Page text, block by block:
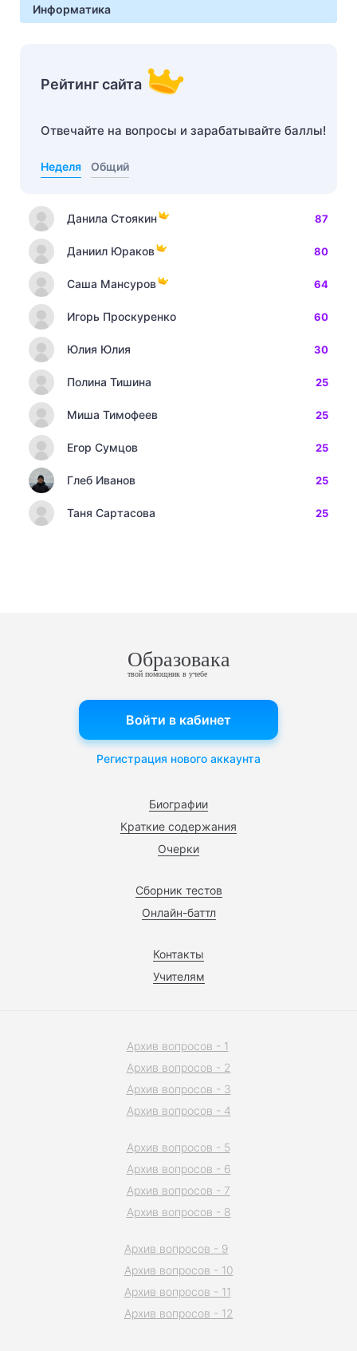
Информатика
Рейтинг сайта
Отвечайте на вопросы и зарабатывайте баллы!
Неделя Общий
Данила Стоякин 87
Даниил Юраков 80
Саша Мансуров 64
Игорь Проскуренко 60
Юлия Юлия 30
Полина Тишина 25
Миша Тимофеев 25
Егор Сумцов 25
Глеб Иванов 25
Таня Сартасова 25
Образовака
твой помощник в учебе
Биографии
Краткие содержания
Очерки
Сборник тестов
Онлайн-баттл
Контакты
Учителям
Войти в кабинет
Регистрация нового аккаунта
Архив вопросов - 1
Архив вопросов - 2
Архив вопросов - 3
Архив вопросов - 4
Архив вопросов - 5
Архив вопросов - 6
Архив вопросов - 7
Архив вопросов - 8
Архив вопросов - 9
Архив вопросов - 10
Архив вопросов - 11
Архив вопросов - 12